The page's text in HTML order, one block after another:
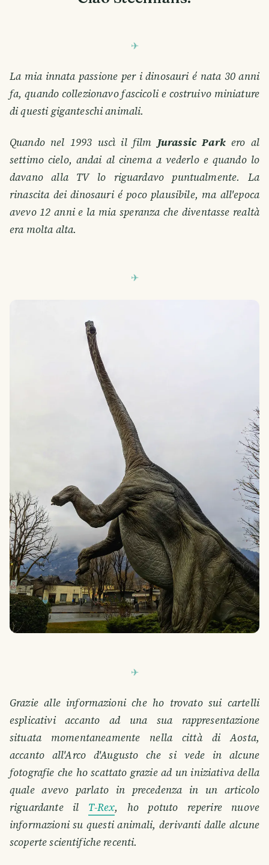
La mia innata passione per i dinosauri é nata 30 anni
fa, quando collezionavo fascicoli e costruivo miniature
di questi giganteschi animali.
Quando nel 1993 uscì il film Jurassic Parkero al
settimo cielo, andai al cinema a vederlo e quando lo
davano alla TV lo riguardavo puntualmente. La
rinascita dei dinosauri é poco plausibile, ma all'epoca
avevo 12 anni e la mia speranza che diventasse realtà
era molta alta.
Grazie alle informazioni che ho trovato sui cartelli
esplicativi accanto ad una sua rappresentazione
situata momentaneamente nella città di Aosta,
accanto all'Arco d'Augusto che si vede in alcune
fotografie che ho scattato grazie ad un iniziativa della
quale avevo parlato in precedenza in un articolo
riguardante il T-Rex, ho potuto reperire nuove
informazioni su questi animali, derivanti dalle alcune
scoperte scientifiche recenti.